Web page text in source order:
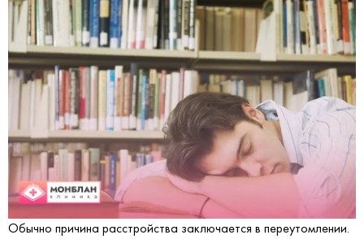
Обычно причина расстройства заключается в переутомлении.